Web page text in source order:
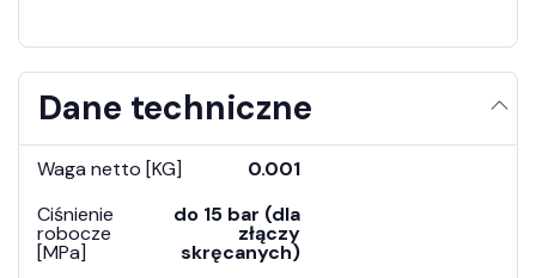
Dane techniczne
Waga netto [KG]
0.001
Ciśnienie
robocze
[MPa]
do 15 bar (dla
złączy
skręcanych)